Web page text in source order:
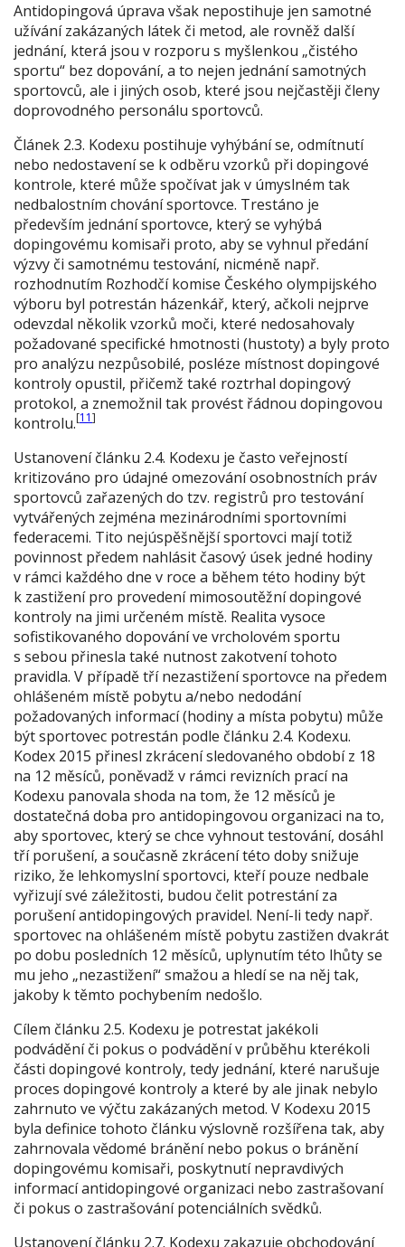
Antidopingová úprava však nepostihuje jen samotné
užívání zakázaných látek či metod, ale rovněž další
jednání, která jsou v rozporu s myšlenkou „čistého
sportu“ bez dopování, a to nejen jednání samotných
sportovců, ale i jiných osob, které jsou nejčastěji členy
doprovodného personálu sportovců.
Článek 2.3. Kodexu postihuje vyhýbání se, odmítnutí
nebo nedostavení se k odběru vzorků při dopingové
kontrole, které může spočívat jak v úmyslném tak
nedbalostním chování sportovce. Trestáno je
především jednání sportovce, který se vyhýbá
dopingovému komisaři proto, aby se vyhnul předání
výzvy či samotnému testování, nicméně např.
rozhodnutím Rozhodčí komise Českého olympijského
výboru byl potrestán házenkář, který, ačkoli nejprve
odevzdal několik vzorků moči, které nedosahovaly
požadované specifické hmotnosti (hustoty) a byly proto
pro analýzu nezpůsobilé, posléze místnost dopingové
kontroly opustil, přičemž také roztrhal dopingový
protokol, a znemožnil tak provést řádnou dopingovou
kontrolu.[11]
Ustanovení článku 2.4. Kodexu je často veřejností
kritizováno pro údajné omezování osobnostních práv
sportovců zařazených do tzv. registrů pro testování
vytvářených zejména mezinárodními sportovními
federacemi. Tito nejúspěšnější sportovci mají totiž
povinnost předem nahlásit časový úsek jedné hodiny
v rámci každého dne v roce a během této hodiny být
k zastižení pro provedení mimosoutěžní dopingové
kontroly na jimi určeném místě. Realita vysoce
sofistikovaného dopování ve vrcholovém sportu
s sebou přinesla také nutnost zakotvení tohoto
pravidla. V případě tří nezastižení sportovce na předem
ohlášeném místě pobytu a/nebo nedodání
požadovaných informací (hodiny a místa pobytu) může
být sportovec potrestán podle článku 2.4. Kodexu.
Kodex 2015 přinesl zkrácení sledovaného období z 18
na 12 měsíců, poněvadž v rámci revizních prací na
Kodexu panovala shoda na tom, že 12 měsíců je
dostatečná doba pro antidopingovou organizaci na to,
aby sportovec, který se chce vyhnout testování, dosáhl
tří porušení, a současně zkrácení této doby snižuje
riziko, že lehkomyslní sportovci, kteří pouze nedbale
vyřizují své záležitosti, budou čelit potrestání za
porušení antidopingových pravidel. Není-li tedy např.
sportovec na ohlášeném místě pobytu zastižen dvakrát
po dobu posledních 12 měsíců, uplynutím této lhůty se
mu jeho „nezastižení“ smažou a hledí se na něj tak,
jakoby k těmto pochybením nedošlo.
Cílem článku 2.5. Kodexu je potrestat jakékoli
podvádění či pokus o podvádění v průběhu kterékoli
části dopingové kontroly, tedy jednání, které narušuje
proces dopingové kontroly a které by ale jinak nebylo
zahrnuto ve výčtu zakázaných metod. V Kodexu 2015
byla definice tohoto článku výslovně rozšířena tak, aby
zahrnovala vědomé bránění nebo pokus o bránění
dopingovému komisaři, poskytnutí nepravdivých
informací antidopingové organizaci nebo zastrašovaní
či pokus o zastrašování potenciálních svědků.
Ustanovení článku 2.7. Kodexu zakazuje obchodování